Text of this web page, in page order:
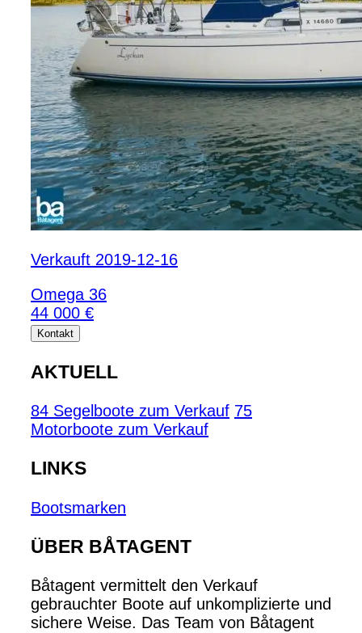
Verkauft 2019-12-16
Omega 36
44 000 €
Kontakt
AKTUELL
84 Segelboote zum Verkauf 75
Motorboote zum Verkauf
LINKS
Bootsmarken
ÜBER BÅTAGENT
Båtagent vermittelt den Verkauf
gebrauchter Boote auf unkomplizierte und
sichere Weise. Das Team von Båtagent